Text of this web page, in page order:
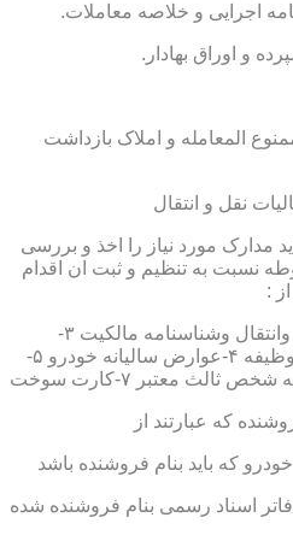
المعامله و املاک بازداشت
نقل و انتقال
مدارک مورد نیاز را اخذ و بررسی
نسبت به تنظیم و ثبت ان اقدام
:
۱-مدارک مالکیت ۲-تائیدیه نقل وانتقال وشناسنامه مالکیت ۳-
مدارک هویتی وشخصی ونظام وظیفه ۴-عوارض سالیانه خودرو ۵-
که باید بنام فروشنده باشد
اسناد رسمی بنام فروشنده شده